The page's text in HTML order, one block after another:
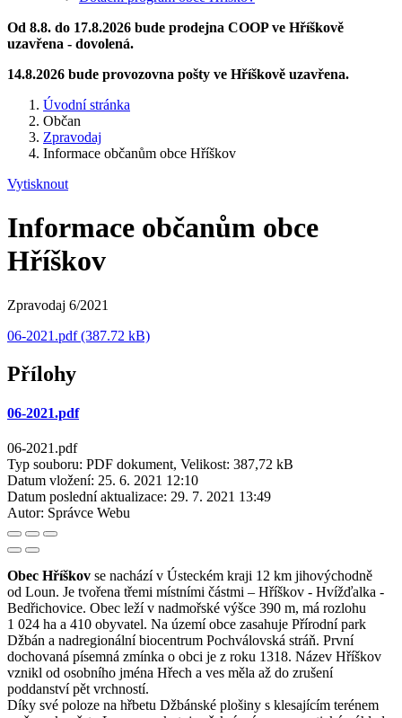
Od 8.8. do 17.8.2026 bude prodejna COOP ve Hříškově
uzavřena - dovolená.
14.8.2026 bude provozovna pošty ve Hříškově uzavřena.
Úvodní stránka
Občan
Zpravodaj
Informace občanům obce Hříškov
Vytisknout
Informace občanům obce
Hříškov
Zpravodaj 6/2021
06-2021.pdf (387.72 kB)
Přílohy
06-2021.pdf
06-2021.pdf
Typ souboru: PDF dokument, Velikost: 387,72 kB
Datum vložení: 25. 6. 2021 12:10
Datum poslední aktualizace: 29. 7. 2021 13:49
Autor: Správce Webu
Obec Hříškov se nachází v Ústeckém kraji 12 km jihovýchodně
od Loun. Je tvořena třemi místními částmi – Hříškov - Hvížďalka -
Bedřichovice. Obec leží v nadmořské výšce 390 m, má rozlohu
1 024 ha a 410 obyvatel. Na území obce zasahuje Přírodní park
Džbán a nadregionální biocentrum Pochválovská stráň. První
dochovaná písemná zmínka o obci je z roku 1318. Název Hříškov
vznikl od osobního jména Hřech a ves měla až do zrušení
poddanství pět vrchností.
Díky své poloze na hřbetu Džbánské plošiny s klesajícím terénem